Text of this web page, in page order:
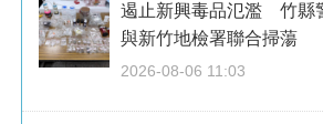
遏止新興毒品氾濫 竹縣
與新竹地檢署聯合掃蕩
2026-08-06 11:03